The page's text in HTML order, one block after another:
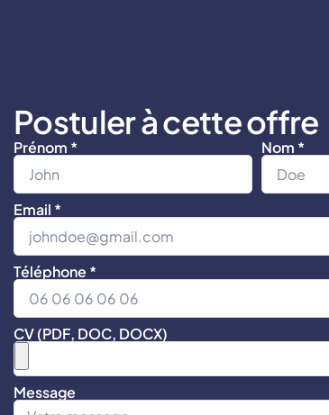
Postuler à cette offre
Prénom * Nom *
Email *
Téléphone *
CV (PDF, DOC, DOCX)
Message